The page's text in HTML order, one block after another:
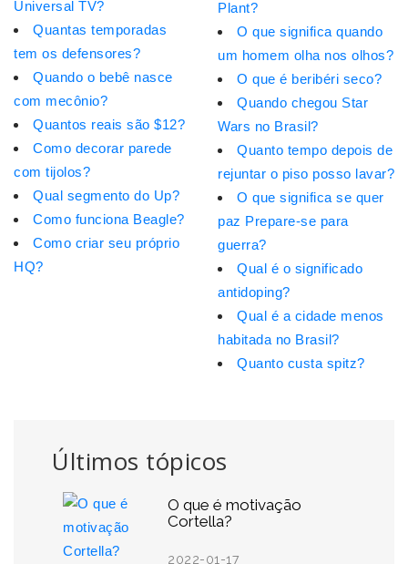
Últimos tópicos
O que é motivação
Cortella?
2022-01-17
Universal TV?
Quantas temporadas
tem os defensores?
Quando o bebê nasce
com mecônio?
Quantos reais são $12?
Como decorar parede
com tijolos?
Qual segmento do Up?
Como funciona Beagle?
Como criar seu próprio
HQ?
Plant?
O que significa quando
um homem olha nos olhos?
O que é beribéri seco?
Quando chegou Star
Wars no Brasil?
Quanto tempo depois de
rejuntar o piso posso lavar?
O que significa se quer
paz Prepare-se para
guerra?
Qual é o significado
antidoping?
Qual é a cidade menos
habitada no Brasil?
Quanto custa spitz?